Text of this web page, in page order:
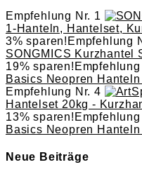
Empfehlung Nr. 1
1-Hanteln, Hantelset,
3% sparen! Empfehlung
SONGMICS Kurzhantel
19% sparen!
Basics Neopren
Empfehlung Nr. 4
Hantelset 20kg -
13% sparen!
Basics Neopren
Neue Beiträge